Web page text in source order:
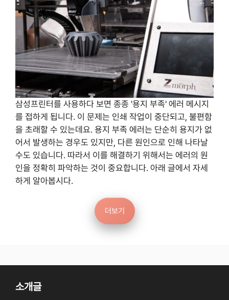
삼성프린터를 사용하다 보면 종종 '용지 부족' 에러 메시지
를 접하게 됩니다. 이 문제는 인쇄 작업이 중단되고, 불편함
을 초래할 수 있는데요. 용지 부족 에러는 단순히 용지가 없
어서 발생하는 경우도 있지만, 다른 원인으로 인해 나타날
수도 있습니다. 따라서 이를 해결하기 위해서는 에러의 원
인을 정확히 파악하는 것이 중요합니다. 아래 글에서 자세
하게 알아봅시다.
더보기
소개글